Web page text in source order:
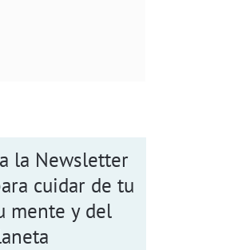
la Newsletter
cuidar de tu
mente y del